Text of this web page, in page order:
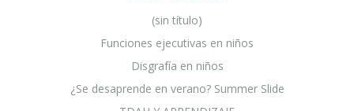
(sin título)
Funciones ejecutivas en niños
Disgrafía en niños
¿Se desaprende en verano? Summer Slide